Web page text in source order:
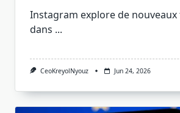
Instagram explore de
dans ...
CeoKreyolNyouz Jun 24, 2026